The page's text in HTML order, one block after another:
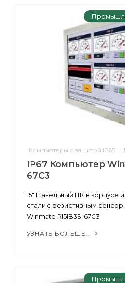
Компьютеры с защитой IP65 ...
IP67 Компьютер
67C3
15" Панельный ПК в корпусе
стали с резистивным
Winmate R15IB3S-67C3
УЗНАТЬ БОЛЬШЕ...